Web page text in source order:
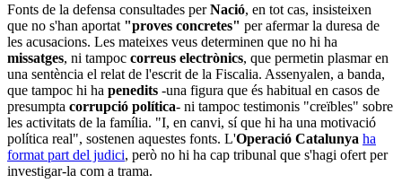
Fonts de la defensa consultades perNació, en tot cas, insisteixen
que no s'han aportat "proves concretes" per afermar la duresa de
les acusacions. Les mateixes veus determinen que no hi ha
missatges, ni tampoc correus electrònics, que permetin plasmar en
una sentència el relat de l'escrit de la Fiscalia. Assenyalen, a banda,
que tampoc hi ha penedits -una figura que és habitual en casos de
presumpta corrupció política- ni tampoc testimonis "creïbles" sobre
les activitats de la família. "I, en canvi, sí que hi ha una motivació
política real", sostenen aquestes fonts. L'Operació Catalunya ha
format part del judici, però no hi ha cap tribunal que s'hagi ofert per
investigar-la com a trama.